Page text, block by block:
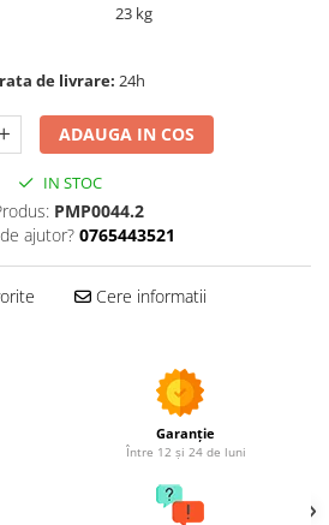
23 kg
de livrare: 24h
ADAUGA IN COS
IN STOC
PMP0044.2
ajutor? 0765443521
Cere informatii
Garanție
Între 12 și 24 de luni